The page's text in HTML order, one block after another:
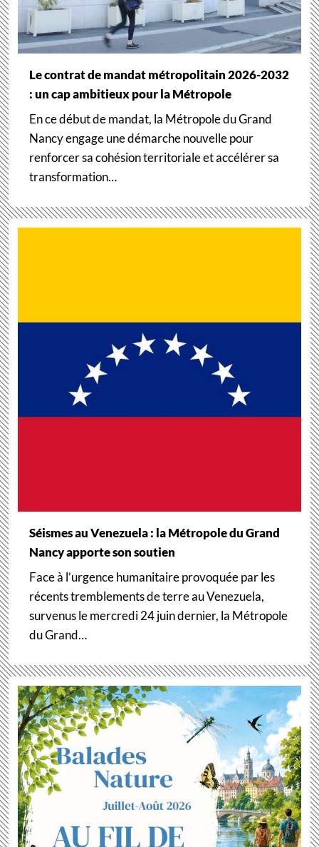
Le contrat de mandat métropolitain 2026-2032
: un cap ambitieux pour la Métropole
En ce début de mandat, la Métropole du Grand
Nancy engage une démarche nouvelle pour
renforcer sa cohésion territoriale et accélérer sa
transformation…
Séismes au Venezuela : la Métropole du Grand
Nancy apporte son soutien
Face à l’urgence humanitaire provoquée par les
récents tremblements de terre au Venezuela,
survenus le mercredi 24 juin dernier, la Métropole
du Grand…